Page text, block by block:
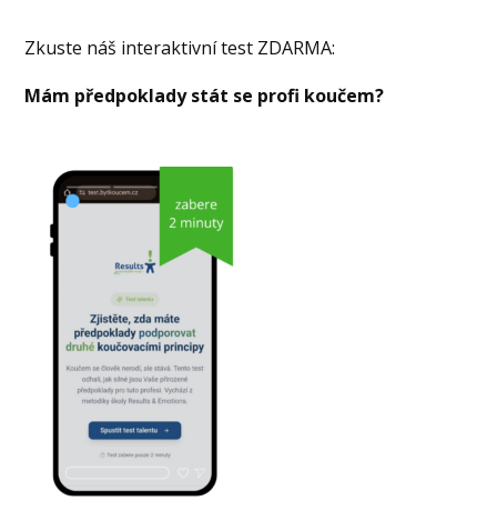
Zkuste náš interaktivní test ZDARMA:
Mám předpoklady stát se profi koučem?